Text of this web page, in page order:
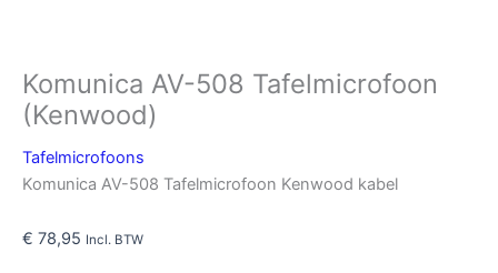
Komunica AV-508 Tafelmicrofoon
(Kenwood)
Tafelmicrofoons
Komunica AV-508 Tafelmicrofoon Kenwood kabel
€ 78,95 Incl. BTW